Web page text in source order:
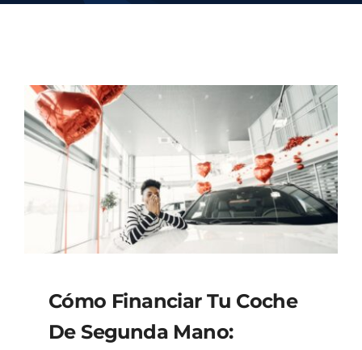
Cómo Financiar Tu Coche
De Segunda Mano: